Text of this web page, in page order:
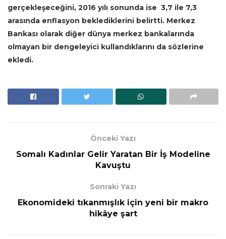
gerçekleşeceğini, 2016 yılı sonunda ise 3,7 ile 7,3
arasında enflasyon beklediklerini belirtti. Merkez
Bankası olarak diğer dünya merkez bankalarında
olmayan bir dengeleyici kullandıklarını da sözlerine
ekledi.
Önceki Yazı
Somalı Kadınlar Gelir Yaratan Bir İş Modeline
Kavuştu
Sonraki Yazı
Ekonomideki tıkanmışlık için yeni bir makro
hikâye şart